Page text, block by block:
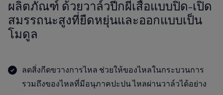
ผลิตภัณฑ์ ด้วยวาล์วปีกผีเสื้อแบบปิด-เปิด
สมรรถนะสูงที่ยืดหยุ่นและออกแบบเป็น
โมดูล
ลดสิ่งกีดขวางการไหล ช่วยให้ของไหลในกระบวนการ
รวมถึงของไหลที่มีอนุภาคปะปน ไหลผ่านวาล์วได้อย่าง